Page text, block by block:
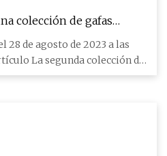
colección de gafas
comisariada por Keke
de agosto de 2023 a las
La segunda colección de